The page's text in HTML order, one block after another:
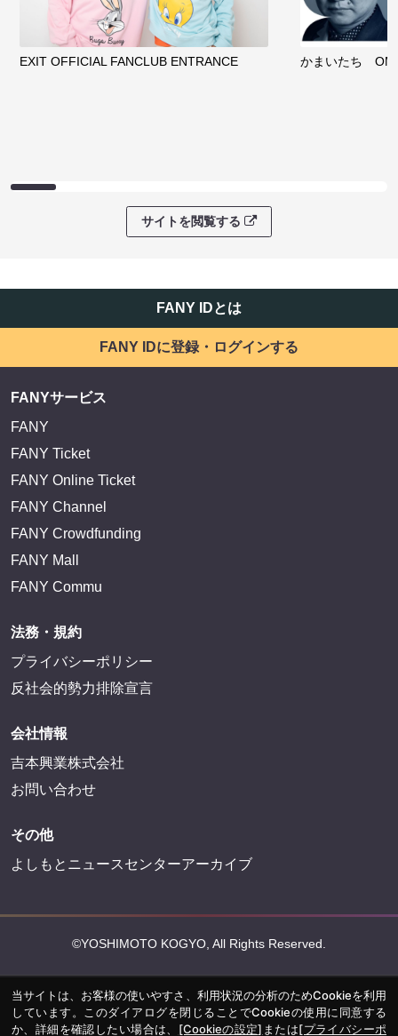
EXIT OFFICIAL FANCLUB ENTRANCE かまいたち
サイトを閲覧する
FANY IDとは
FANY IDに登録・ログインする
FANYサービス
FANY
FANY Ticket
FANY Online Ticket
FANY Channel
FANY Crowdfunding
FANY Mall
FANY Commu
法務・規約
プライバシーポリシー
反社会的勢力排除宣言
会社情報
吉本興業株式会社
お問い合わせ
その他
よしもとニュースセンターアーカイブ
©YOSHIMOTO KOGYO, All Rights Reserved.
当サイトは、お客様の使いやすさ、利用状況の分析のためCookieを利用
しています。このダイアログを閉じることでCookieの使用に同意する
か、詳細を確認したい場合は、 [Cookieの設定] または[プライバシーポ